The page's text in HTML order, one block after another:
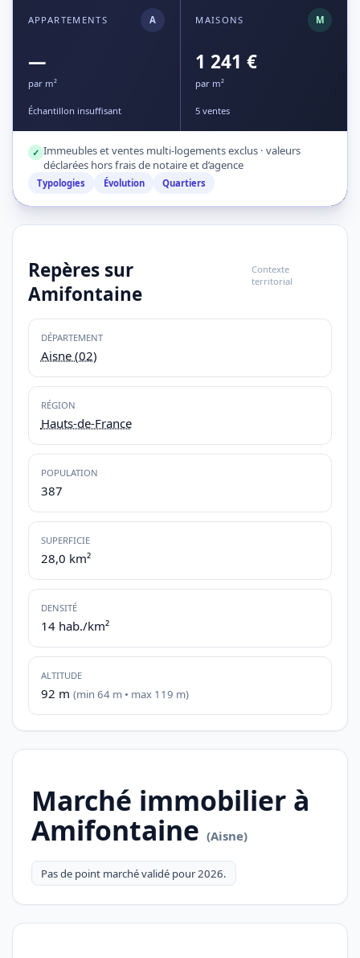
APPARTEMENTS A
—
par m²
Échantillon insuffisant
MAISONS M
1 241 €
par m²
5 ventes
✓ Immeubles et ventes multi-logements exclus · valeurs
déclarées hors frais de notaire et d’agence
Typologies Évolution Quartiers
Repères sur
Amifontaine
Contexte
territorial
DÉPARTEMENT
Aisne (02)
RÉGION
Hauts-de-France
POPULATION
387
SUPERFICIE
28,0 km²
DENSITÉ
14 hab./km²
ALTITUDE
92 m (min 64 m • max 119 m)
Marché immobilier à
Amifontaine (Aisne)
Pas de point marché validé pour 2026.